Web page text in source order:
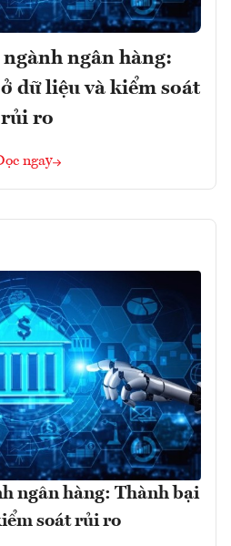
ngân hàng:
dữ liệu và kiểm soát
rủi ro
ngay
ngân hàng: Thành bại
soát rủi ro